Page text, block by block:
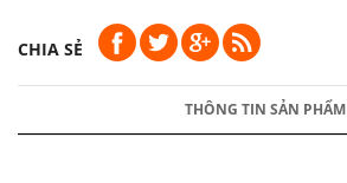
CHIA SẺ
THÔNG TIN SẢN PHẨM